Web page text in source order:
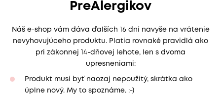
PreAlergikov
Náš e-shop vám dáva ďalších 16 dní navyše na vrátenie
nevyhovujúceho produktu. Platia rovnaké pravidlá ako
pri zákonnej 14-dňovej lehote, len s dvoma
upresneniami:
Produkt musí byť naozaj nepoužitý, skrátka ako
úplne nový. My to spoznáme. :-)